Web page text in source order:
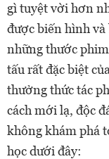
gì tuyệt vời hơn
được biến hình và
những thước phim
tấu rất đặc biệt
thưởng thức tác
cách mới lạ, độc
không khám phá
học dưới đây: